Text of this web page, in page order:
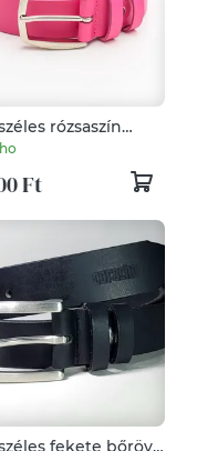
rózsaszín
olasz csattal
Ft
fekete bőröv